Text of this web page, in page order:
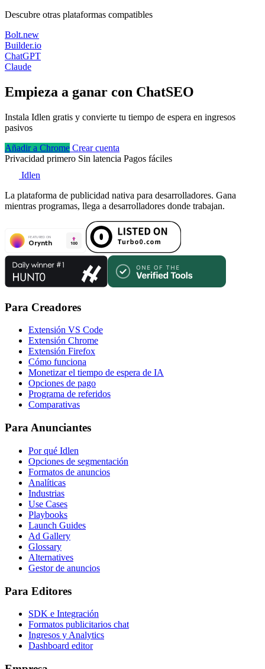
Descubre otras plataformas compatibles
Bolt.new
Builder.io
ChatGPT
Claude
Empieza a ganar con ChatSEO
Instala Idlen gratis y convierte tu tiempo de espera en ingresos
pasivos
Añadir a Chrome Crear cuenta
Privacidad primero Sin latencia Pagos fáciles
Idlen
La plataforma de publicidad nativa para desarrolladores. Gana
mientras programas, llega a desarrolladores donde trabajan.
Para Creadores
Extensión VS Code
Extensión Chrome
Extensión Firefox
Cómo funciona
Monetizar el tiempo de espera de IA
Opciones de pago
Programa de referidos
Comparativas
Para Anunciantes
Por qué Idlen
Opciones de segmentación
Formatos de anuncios
Analíticas
Industrias
Use Cases
Playbooks
Launch Guides
Ad Gallery
Glossary
Alternatives
Gestor de anuncios
Para Editores
SDK e Integración
Formatos publicitarios chat
Ingresos y Analytics
Dashboard editor